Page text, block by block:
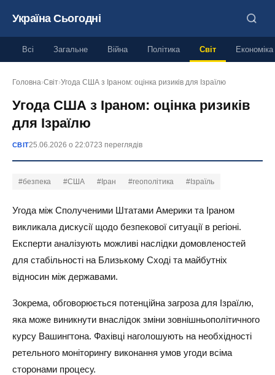
Україна Сьогодні
Всі Загальне Війна Політика Світ Економіка
Головна›Світ›Угода США з Іраном: оцінка ризиків для Ізраїлю
Угода США з Іраном: оцінка ризиків
для Ізраїлю
СВІТ25.06.2026 о 22:0723 переглядів
#безпека #США #Іран #геополітика #Ізраїль
Угода між Сполученими Штатами Америки та Іраном
викликала дискусії щодо безпекової ситуації в регіоні.
Експерти аналізують можливі наслідки домовленостей
для стабільності на Близькому Сході та майбутніх
відносин між державами.
Зокрема, обговорюється потенційна загроза для Ізраїлю,
яка може виникнути внаслідок зміни зовнішньополітичного
курсу Вашингтона. Фахівці наголошують на необхідності
ретельного моніторингу виконання умов угоди всіма
сторонами процесу.